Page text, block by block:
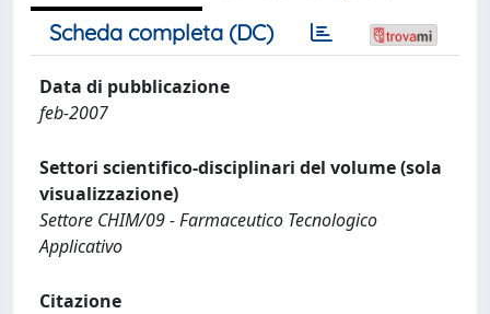
Scheda completa (DC)
Data di pubblicazione
feb-2007
Settori scientifico-disciplinari del volume (sola
visualizzazione)
Settore CHIM/09 - Farmaceutico Tecnologico
Applicativo
Citazione